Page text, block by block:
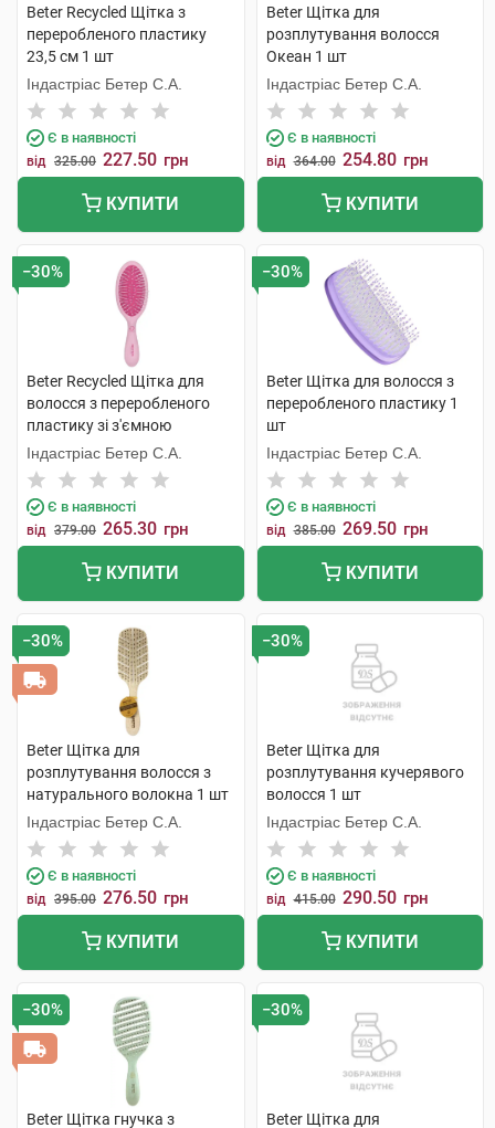
Beter Recycled Щітка з
переробленого пластику
23,5 см 1 шт
Індастріас Бетер С.А.
Є в наявності
від 325.00 227.50 грн
КУПИТИ
Beter Щітка для
розплутування волосся
Океан 1 шт
Індастріас Бетер С.А.
Є в наявності
від 364.00 254.80 грн
КУПИТИ
−30%
Beter Recycled Щітка для
волосся з переробленого
пластику зі з'ємною
подушечкою 22,5 см 1 шт
Індастріас Бетер С.А.
Є в наявності
від 379.00 265.30 грн
КУПИТИ
−30%
Beter Щітка для волосся з
переробленого пластику 1
шт
Індастріас Бетер С.А.
Є в наявності
від 385.00 269.50 грн
КУПИТИ
−30%
Beter Щітка для
розплутування волосся з
натурального волокна 1 шт
Індастріас Бетер С.А.
Є в наявності
від 395.00 276.50 грн
КУПИТИ
−30%
Beter Щітка для
розплутування кучерявого
волосся 1 шт
Індастріас Бетер С.А.
Є в наявності
від 415.00 290.50 грн
КУПИТИ
−30%
Beter Щітка гнучка з
−30%
Beter Щітка для